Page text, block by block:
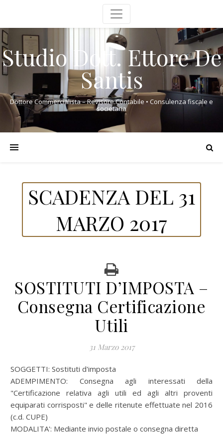
Studio Dott. Ettore De
Santis
Dottore Commercialista – Revisore Contabile • Consulenza fiscale e
societaria
SCADENZA DEL 31
MARZO 2017
SOSTITUTI D’IMPOSTA –
Consegna Certificazione
Utili
31 Marzo 2017
SOGGETTI: Sostituti d'imposta
ADEMPIMENTO: Consegna agli interessati della
"Certificazione relativa agli utili ed agli altri proventi
equiparati corrisposti" e delle ritenute effettuate nel 2016
(c.d. CUPE)
MODALITA': Mediante invio postale o consegna diretta